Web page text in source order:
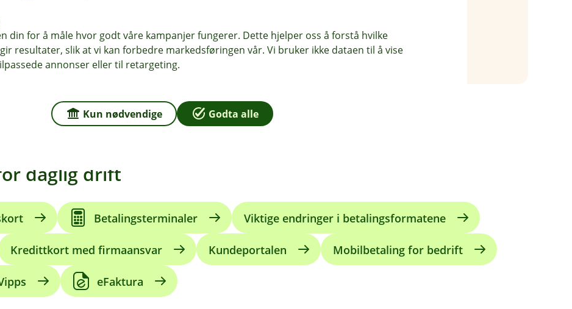
469 66 095
jt@odal-sparebank.no
995 51 560
aw@odal-sparebank.no
daglig drift
Betalingsterminaler Viktige endringer i betalingsformatene
Kredittkort med firmaansvar Kundeportalen Mobilbetaling for bedrift
eFaktura
din for å måle hvor godt våre kampanjer fungerer. Dette hjelper oss å forstå hvilke
resultater, slik at vi kan forbedre markedsføringen vår. Vi bruker ikke dataen til å vise
annonser eller til retargeting.
Kun nødvendige Godta alle